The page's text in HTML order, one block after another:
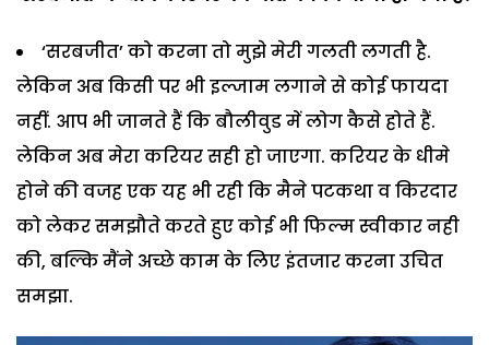
‘सरबजीत’ को करना तो मुझे मेरी गलती लगती है.
लेकिन अब किसी पर भी इल्जाम लगाने से कोई फायदा
नहीं. आप भी जानते हैं कि बौलीवुड में लोग कैसे होते हैं.
लेकिन अब मेरा करियर सही हो जाएगा. करियर के धीमे
होने की वजह एक यह भी रही कि मैने पटकथा व किरदार
को लेकर समझौते करते हुए कोई भी फिल्म स्वीकार नही
की, बल्कि मैंने अच्छे काम के लिए इंतजार करना उचित
समझा.